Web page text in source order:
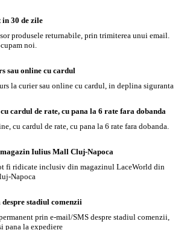
30 de zile
produsele returnabile, prin trimiterea unui email.
noi.
sau online cu cardul
la curier sau online cu cardul, in deplina siguranta
cardul de rate, cu pana la 6 rate fara dobanda
cu cardul de rate, cu pana la 6 rate fara dobanda.
Iulius Mall Cluj-Napoca
fi ridicate inclusiv din magazinul LaceWorld din
Napoca
stadiul comenzii
prin e-mail/SMS despre stadiul comenzii,
pana la expediere